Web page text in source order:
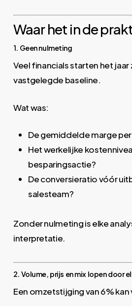
Waar het in de
1. Geen nulmeting
Veel financials starten het
vastgelegde baseline.
Wat was:
De gemiddelde marge
Het werkelijke
besparingsactie?
De conversieratio vóór
salesteam?
Zonder nulmeting is elke
interpretatie.
2. Volume, prijs en mix lopen door
Een omzetstijging van 6%